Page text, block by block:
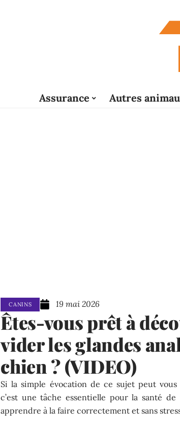
Assurance Autres
CANINS 19 mai 2026
Êtes-vous prêt à
vider les glandes
chien ? (VIDEO)
Si la simple évocation de ce sujet peut vous
c’est une tâche essentielle pour la santé
apprendre à la faire correctement et sans